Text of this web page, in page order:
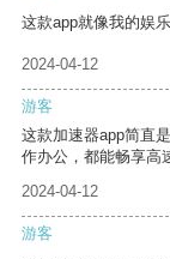
这款app就像我的娱
2024-04-12
游客
这款加速器app简直
作办公，都能畅享高
2024-04-12
游客